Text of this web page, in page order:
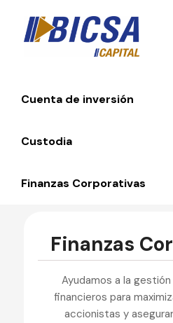
Cuenta de inversión
Custodia
Finanzas Corporativas
Finanzas
Ayudamos a la
financieros para
accionistas y